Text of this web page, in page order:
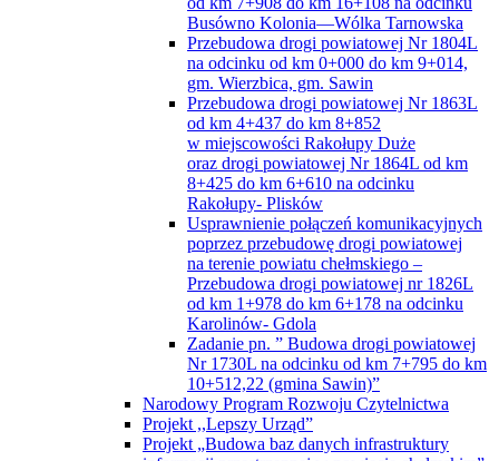
Busówno Kolonia—Wólka Tarnowska
Przebudowa drogi powiatowej Nr 1804L
na odcinku od km 0+000 do km 9+014,
gm. Wierzbica, gm. Sawin
Przebudowa drogi powiatowej Nr 1863L
od km 4+437 do km 8+852
w miejscowości Rakołupy Duże
oraz drogi powiatowej Nr 1864L od km
8+425 do km 6+610 na odcinku
Rakołupy- Plisków
Usprawnienie połączeń komunikacyjnych
poprzez przebudowę drogi powiatowej
na terenie powiatu chełmskiego –
Przebudowa drogi powiatowej nr 1826L
od km 1+978 do km 6+178 na odcinku
Karolinów- Gdola
Zadanie pn. ” Budowa drogi powiatowej
Nr 1730L na odcinku od km 7+795 do km
10+512,22 (gmina Sawin)”
Narodowy Program Rozwoju Czytelnictwa
Projekt ,,Lepszy Urząd”
Projekt „Budowa baz danych infrastruktury